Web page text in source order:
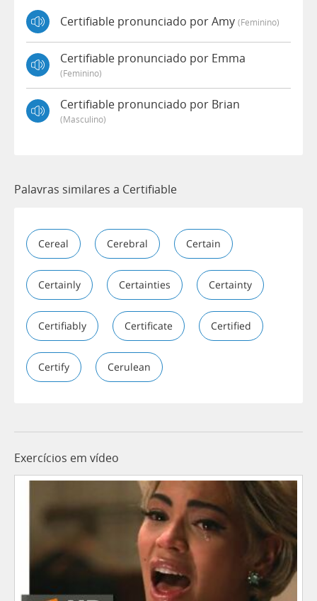
Certifiable pronunciado por Amy (feminino)
Certifiable pronunciado por Emma
(feminino)
Certifiable pronunciado por Brian
(masculino)
Palavras similares a Certifiable
Cereal Cerebral Certain
Certainly Certainties Certainty
Certifiably Certificate Certified
Certify Cerulean
Exercícios em vídeo